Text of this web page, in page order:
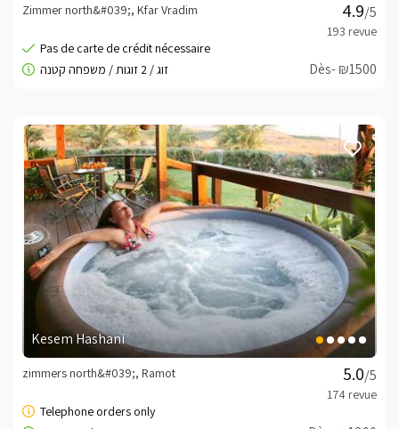
/5
Zimmer north&#039;, Kfar Vradim
Dès- ₪1500
Kesem Hashani
/5
zimmers north&#039;, Ramot